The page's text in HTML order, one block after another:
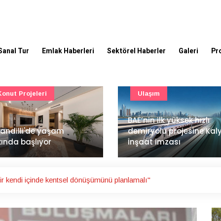
Tur Emlak Haberleri Sektörel Haberler Galeri
ilk yüksek hızlı
projesine Kalyon
imzası
Mimarlık ve mühendislik
projeleri e-PYS ile dijital
ortama taşınacak
Güncel
kendi içinde kentsel dönüşümünü planlamalı"